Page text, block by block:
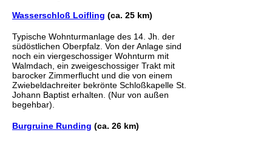
Wasserschloß Loifling (ca. 25 km)
Typische Wohnturmanlage des 14. Jh. der
südöstlichen Oberpfalz. Von der Anlage sind
noch ein viergeschossiger Wohnturm mit
Walmdach, ein zweigeschossiger Trakt mit
barocker Zimmerflucht und die von einem
Zwiebeldachreiter bekrönte Schloßkapelle St.
Johann Baptist erhalten. (Nur von außen
begehbar).
Burgruine Runding (ca. 26 km)